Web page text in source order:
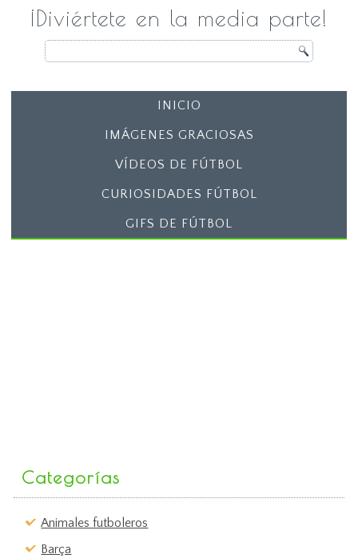
¡Diviértete en la media parte!
INICIO
IMÁGENES GRACIOSAS
VÍDEOS DE FÚTBOL
CURIOSIDADES FÚTBOL
GIFS DE FÚTBOL
Categorías
Animales futboleros
Barça